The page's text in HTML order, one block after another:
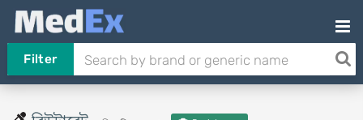
Filter